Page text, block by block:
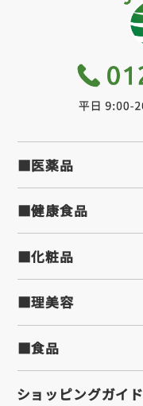
■医薬品
■健康食品
■化粧品
■理美容
■食品
ショッピングガイド